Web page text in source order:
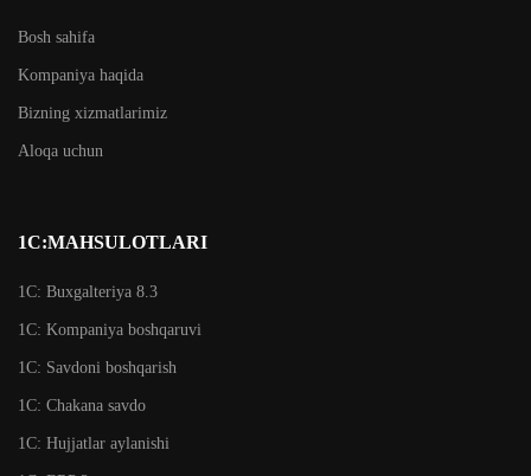
Bosh sahifa
Kompaniya haqida
Bizning xizmatlarimiz
Aloqa uchun
1C:MAHSULOTLARI
1C: Buxgalteriya 8.3
1C: Kompaniya boshqaruvi
1C: Savdoni boshqarish
1С: Chakana savdo
1C: Hujjatlar aylanishi